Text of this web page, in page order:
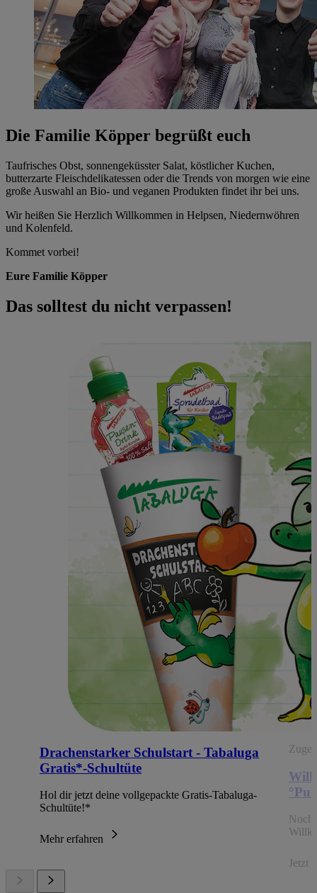
Die Familie Köpper begrüßt euch
Taufrisches Obst, sonnengeküsster Salat, köstlicher Kuchen,
butterzarte Fleischdelikatessen oder die Trends von morgen wie eine
große Auswahl an Bio- und veganen Produkten findet ihr bei uns.
Wir heißen Sie Herzlich Willkommen in Helpsen, Niedernwöhren
und Kolenfeld.
Kommet vorbei!
Eure Familie Köpper
Das solltest du nicht verpassen!
Drachenstarker Schulstart - Tabaluga
Gratis*-Schultüte
Hol dir jetzt deine vollgepackte Gratis-Tabaluga-
Schultüte!*
Mehr erfahren
Noch
Jetzt